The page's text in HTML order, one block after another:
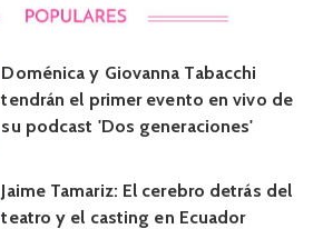
Doménica y Giovanna Tabacchi
tendrán el primer evento en vivo de
su podcast 'Dos generaciones'
Jaime Tamariz: El cerebro detrás del
teatro y el casting en Ecuador